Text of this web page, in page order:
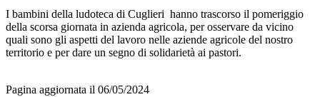
I bambini della ludoteca di Cuglieri hanno trascorso il pomeriggio
della scorsa giornata in azienda agricola, per osservare da vicino
quali sono gli aspetti del lavoro nelle aziende agricole del nostro
territorio e per dare un segno di solidarietà ai pastori.
Pagina aggiornata il 06/05/2024